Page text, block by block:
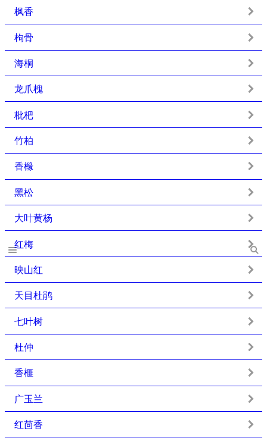
枫香
枸骨
海桐
龙爪槐
枇杷
竹柏
香橼
黑松
大叶黄杨
红梅
映山红
天目杜鹃
七叶树
杜仲
香榧
广玉兰
红茴香